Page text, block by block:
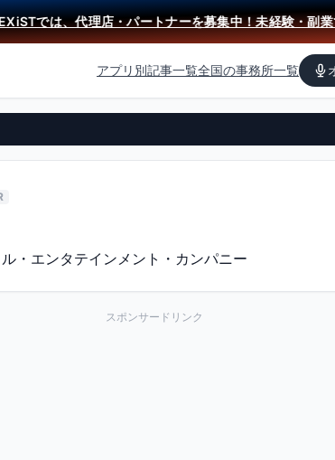
では、代理店・パートナーを募集中！未経験・副業で
アプリ別記事一覧全国の事務所一覧
・エンタテインメント・カンパニー
スポンサードリンク